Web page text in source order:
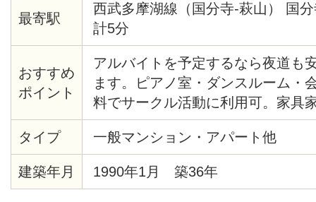
最寄駅
西武多摩湖線（国分寺-萩山） 国
計5分
おすすめ
ポイント
アルバイトを予定するなら夜道も
ます。ピアノ室・ダンスルーム・
料でサークル活動に利用可。家具
机・椅子・IHコンロ・電子レンジ
ー（併設））で初めての一人暮ら
屋です。防犯面に力を入れており
も在館、フロントは9時から18時
タイプ 一般マンション・アパート他
建築年月 1990年1月 築36年